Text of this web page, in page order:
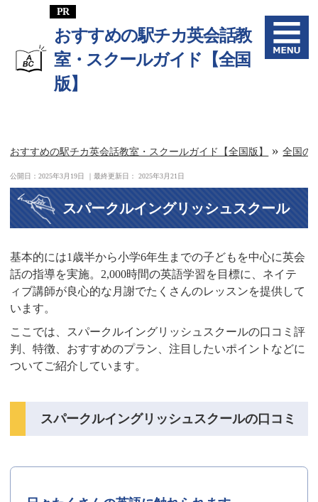
おすすめの駅チカ英会話教
室・スクールガイド【全国
版】
おすすめの駅チカ英会話教室・スクールガイド【全国版】 »全国の
公開日：2025年3月19日 ｜最終更新日：2025年3月21日
スパークルイングリッシュスクール
基本的には1歳半から小学6年生までの子どもを中心に英会
話の指導を実施。2,000時間の英語学習を目標に、ネイテ
ィブ講師が良心的な月謝でたくさんのレッスンを提供して
います。
ここでは、スパークルイングリッシュスクールの口コミ評
判、特徴、おすすめのプラン、注目したいポイントなどに
ついてご紹介しています。
スパークルイングリッシュスクールの口コミ